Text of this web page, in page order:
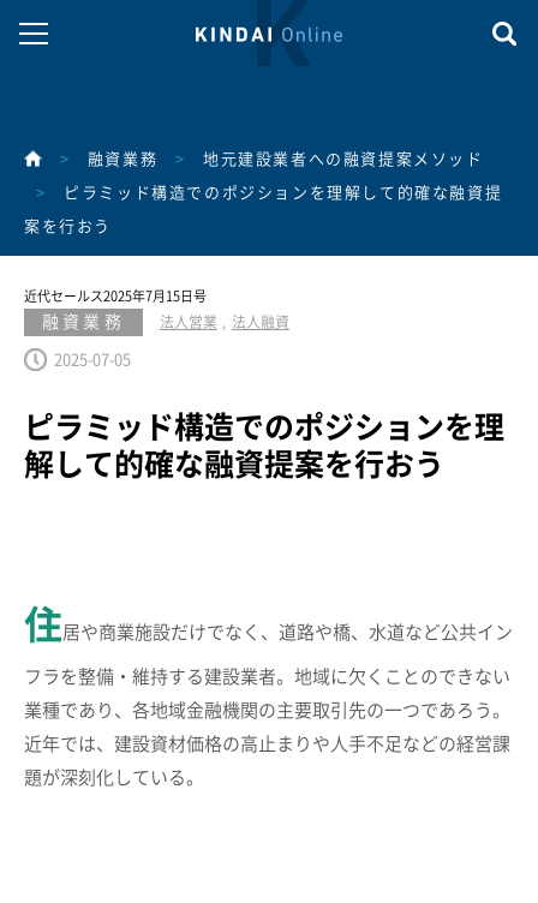
> 融資業務 > 地元建設業者への融資提案メソッド
> ピラミッド構造でのポジションを理解して的確な融資提
案を行おう
近代セールス2025年7月15日号
融資業務 法人営業 法人融資
2025-07-05
ピラミッド構造でのポジションを理
解して的確な融資提案を行おう
住居や商業施設だけでなく、道路や橋、水道など公共イン
フラを整備・維持する建設業者。地域に欠くことのできない
業種であり、各地域金融機関の主要取引先の一つであろう。
近年では、建設資材価格の高止まりや人手不足などの経営課
題が深刻化している。